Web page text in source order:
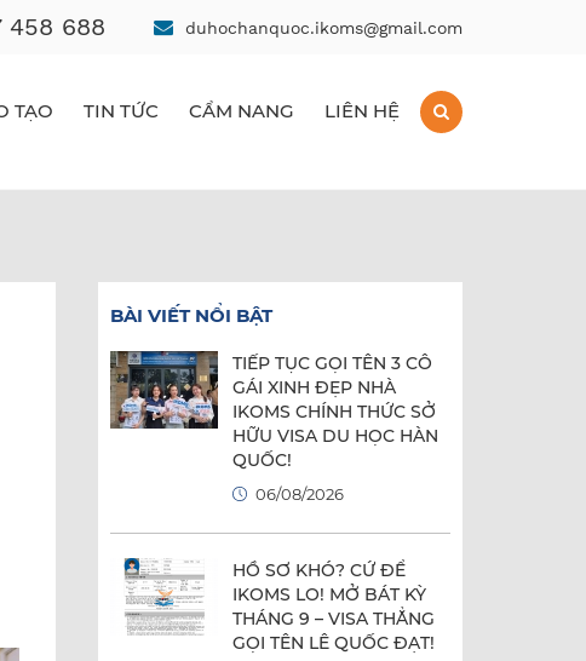
458 688 duhochanquoc.ikoms@gmail.com
TẠO TIN TỨC CẨM NANG LIÊN HỆ
BÀI VIẾT NỔI BẬT
TIẾP TỤC GỌI TÊN 3 CÔ
GÁI XINH ĐẸP NHÀ
IKOMS CHÍNH THỨC SỞ
HỮU VISA DU HỌC HÀN
QUỐC!
06/08/2026
HỒ SƠ KHÓ? CỨ ĐỂ
IKOMS LO! MỞ BÁT KỲ
THÁNG 9 – VISA THẲNG
GỌI TÊN LÊ QUỐC ĐẠT!